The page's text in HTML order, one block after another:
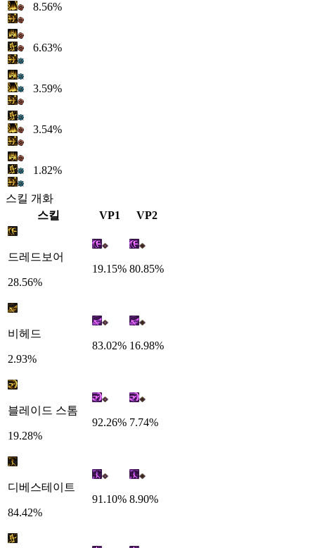
8.56%
6.63%
3.59%
3.54%
1.82%
스킬 개화
스킬
VP1 VP2
드레드보어
28.56%
19.15% 80.85%
비헤드
2.93%
83.02% 16.98%
블레이드 스톰
19.28%
92.26% 7.74%
디베스테이트
84.42%
91.10% 8.90%